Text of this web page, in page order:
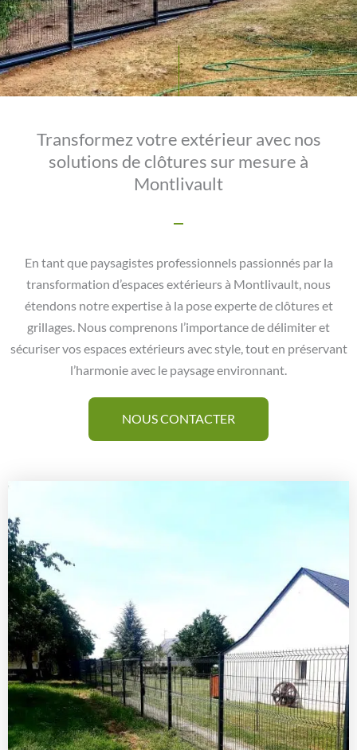
Transformez votre extérieur avec nos
solutions de clôtures sur mesure à
Montlivault
En tant que paysagistes professionnels passionnés par la
transformation d’espaces extérieurs à Montlivault, nous
étendons notre expertise à la pose experte de clôtures et
grillages. Nous comprenons l’importance de délimiter et
sécuriser vos espaces extérieurs avec style, tout en préservant
l’harmonie avec le paysage environnant.
NOUS CONTACTER